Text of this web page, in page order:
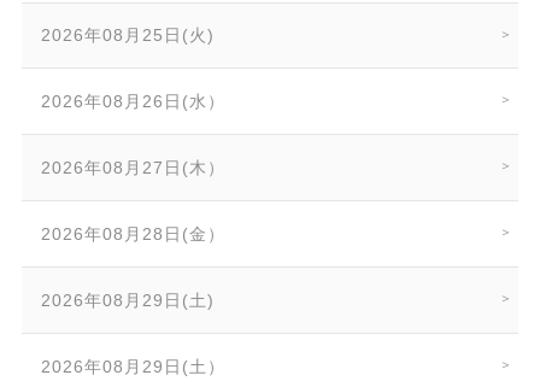
2026年08月25日(火)
2026年08月26日(水）
2026年08月27日(木）
2026年08月28日(金）
2026年08月29日(土)
2026年08月29日(土）